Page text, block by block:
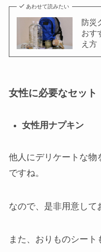
あわせて読みたい
防災
おす
え方
女性に必要なセット
女性用ナプキン
他人にデリケートな物
ですね。
なので、是非用意して
また、おりものシート